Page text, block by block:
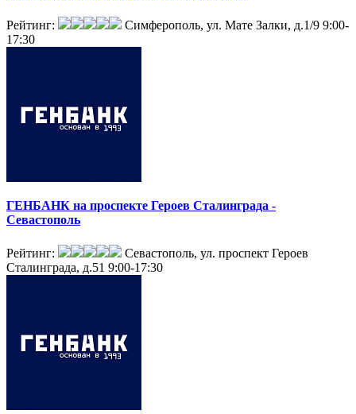
Рейтинг: Симферополь, ул. Мате Залки, д.1/9 9:00-
17:30
ГЕНБАНК на проспекте Героев Сталинграда -
Севастополь
Рейтинг:
Севастополь, ул. проспект Героев
Сталинграда, д.51 9:00-17:30